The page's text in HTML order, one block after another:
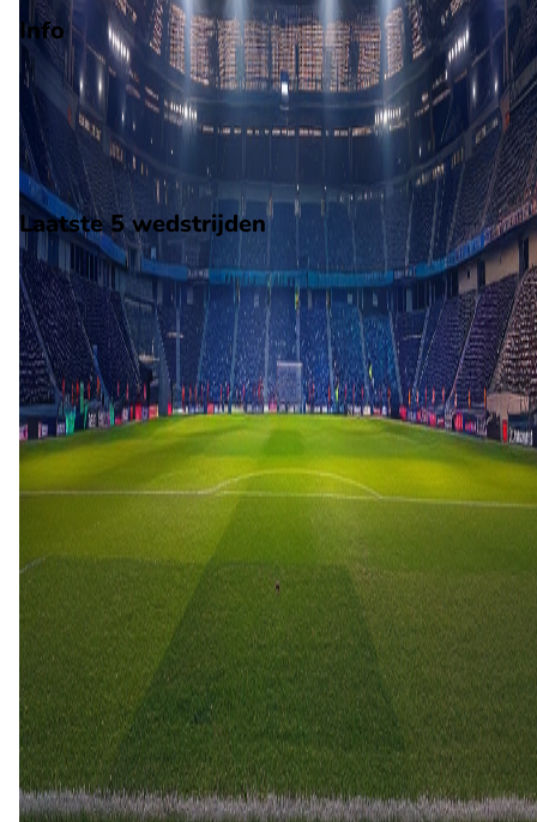
Info
Op 25 maart 2026 gaat Viking de strijd aan met FK
De wedstrijd wordt afgetrapt om 15:00 en wordt gespeeld in
Club Vriendschappelijk.
Stadion: Onbekend
Scheidsrechter: Onbekend
Laatste 5 wedstrijden
H2H
Viking
FK Haugesund
25 mrt2026
Viking
FK Haugesund
30
11 mei
Viking
1 4
2025
Viking
FK Haugesund
5 1
23 nov 2024
Viking